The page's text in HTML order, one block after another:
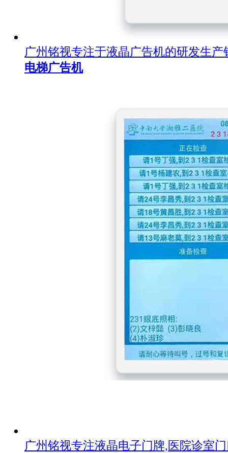
广州铭视专注于液晶广告机的研发生
电梯广告机
广州铭视专注液晶电子门牌,医院诊室